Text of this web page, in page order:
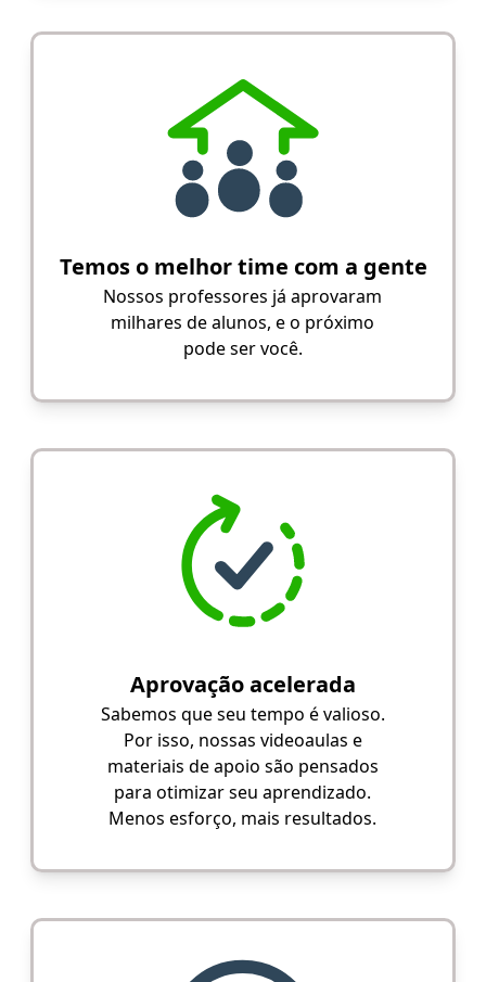
Temos o melhor time com a gente
Nossos professores já aprovaram
milhares de alunos, e o próximo
pode ser você.
Aprovação acelerada
Sabemos que seu tempo é valioso.
Por isso, nossas videoaulas e
materiais de apoio são pensados
para otimizar seu aprendizado.
Menos esforço, mais resultados.